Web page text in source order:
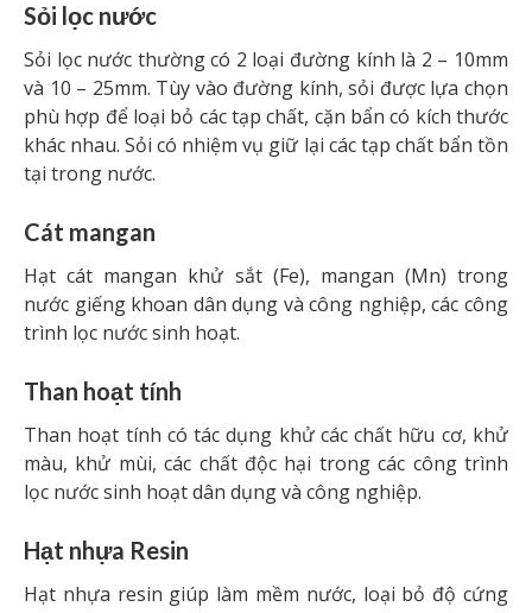
Sỏi lọc nước
Sỏi lọc nước thường có 2 loại đường kính là 2 – 10mm
và 10 – 25mm. Tùy vào đường kính, sỏi được lựa chọn
phù hợp để loại bỏ các tạp chất, cặn bẩn có kích thước
khác nhau. Sỏi có nhiệm vụ giữ lại các tạp chất bẩn tồn
tại trong nước.
Cát mangan
Hạt cát mangan khử sắt (Fe), mangan (Mn) trong
nước giếng khoan dân dụng và công nghiệp, các công
trình lọc nước sinh hoạt.
Than hoạt tính
Than hoạt tính có tác dụng khử các chất hữu cơ, khử
màu, khử mùi, các chất độc hại trong các công trình
lọc nước sinh hoạt dân dụng và công nghiệp.
Hạt nhựa Resin
Hạt nhựa resin giúp làm mềm nước, loại bỏ độ cứng